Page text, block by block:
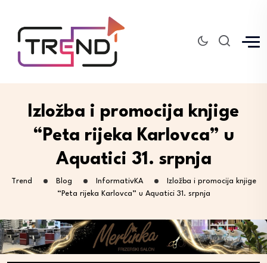
Izložba i promocija knjige
“Peta rijeka Karlovca” u
Aquatici 31. srpnja
Trend Blog InformativKA
Izložba i promocija knjige
“Peta rijeka Karlovca” u Aquatici 31. srpnja